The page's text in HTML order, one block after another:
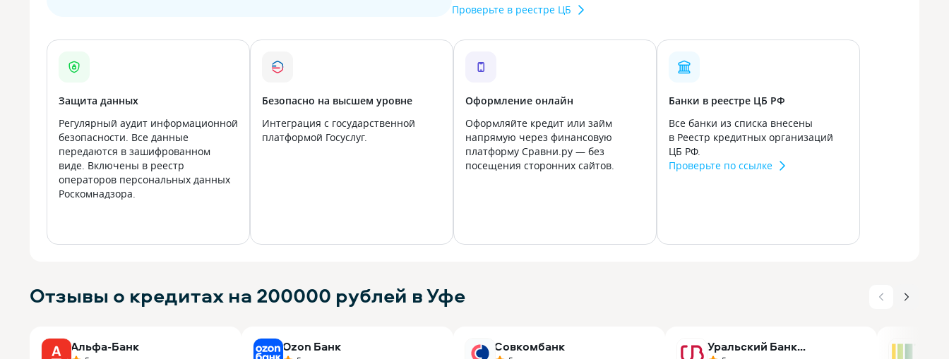
Проверьте в реестре ЦБ
Защита данных
Регулярный аудит информационной
безопасности. Все данные
передаются в зашифрованном
виде. Включены в реестр
операторов персональных данных
Роскомнадзора.
Безопасно на высшем уровне
Интеграция с государственной
платформой Госуслуг.
Оформление онлайн
Оформляйте кредит или займ
напрямую через финансовую
платформу Сравни.ру — без
посещения сторонних сайтов.
Банки в реестре ЦБ РФ
Все банки из списка внесены
в Реестр кредитных организаций
ЦБ РФ.
Проверьте по ссылке
Отзывы о кредитах на 200000 рублей в Уфе
Альфа-Банк Ozon Банк Совкомбанк
Уральский Банк